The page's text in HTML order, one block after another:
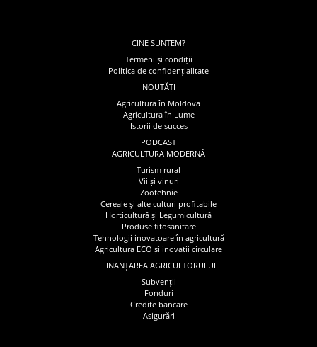
CINE SUNTEM?
Termeni și condiții
Politica de confidențialitate
NOUTĂȚI
Agricultura în Moldova
Agricultura în Lume
Istorii de succes
PODCAST
AGRICULTURA MODERNĂ
Turism rural
Vii și vinuri
Zootehnie
Cereale și alte culturi profitabile
Horticultură și Legumicultură
Produse fitosanitare
Tehnologii inovatoare în agricultură
Agricultura ECO și inovatii circulare
FINANȚAREA AGRICULTORULUI
Subvenții
Fonduri
Credite bancare
Asigurări